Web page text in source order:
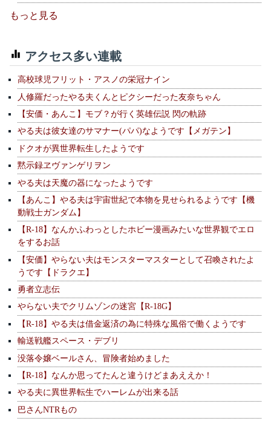
もっと見る
アクセス多い連載
高校球児フリット・アスノの栄冠ナイン
人修羅だったやる夫くんとピクシーだった友奈ちゃん
【安価・あんこ】モブ？が行く英雄伝説 閃の軌跡
やる夫は彼女達のサマナー(パパ)なようです【メガテン】
ドクオが異世界転生したようです
黙示録ヱヴァンゲリヲン
やる夫は天魔の器になったようです
【あんこ】やる夫は宇宙世紀で本物を見せられるようです【機
動戦士ガンダム】
【R-18】なんかふわっとしたホビー漫画みたいな世界観でエロ
をするお話
【安価】やらない夫はモンスターマスターとして召喚されたよ
うです【ドラクエ】
勇者立志伝
やらない夫でクリムゾンの迷宮【R-18G】
【R-18】やる夫は借金返済の為に特殊な風俗で働くようです
輸送戦艦スペース・デブリ
没落令嬢ベールさん、冒険者始めました
【R-18】なんか思ってたんと違うけどまあええか！
やる夫に異世界転生でハーレムが出来る話
巴さんNTRもの